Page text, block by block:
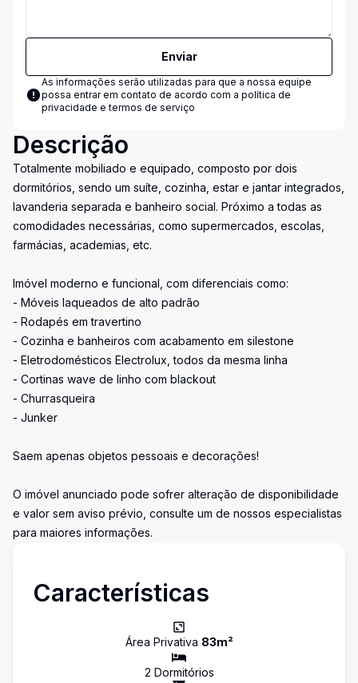
Enviar
As informações serão utilizadas para que a nossa equipe
possa entrar em contato de acordo com a política de
privacidade e termos de serviço
Descrição
Totalmente mobiliado e equipado, composto por dois
dormitórios, sendo um suíte, cozinha, estar e jantar integrados,
lavanderia separada e banheiro social. Próximo a todas as
comodidades necessárias, como supermercados, escolas,
farmácias, academias, etc.
Imóvel moderno e funcional, com diferenciais como:
- Móveis laqueados de alto padrão
- Rodapés em travertino
- Cozinha e banheiros com acabamento em silestone
- Eletrodomésticos Electrolux, todos da mesma linha
- Cortinas wave de linho com blackout
- Churrasqueira
- Junker
Saem apenas objetos pessoais e decorações!
O imóvel anunciado pode sofrer alteração de disponibilidade
e valor sem aviso prévio, consulte um de nossos especialistas
para maiores informações.
Características
Área Privativa 83m²
2 Dormitórios